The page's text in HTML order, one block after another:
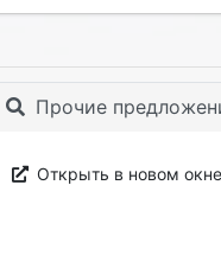
Прочие
Открыть в новом окне